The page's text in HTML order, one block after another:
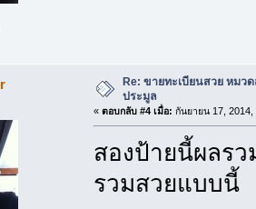
Re: ขายทะเบียนสวย หมว
ประมูล
« ตอบกลับ #4 เมื่อ: กันยายน 17, 2014,
สองป้ายนี้ผลร
รวมสวยแบบนี้